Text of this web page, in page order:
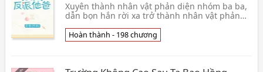
Xuyên thành nhân vật phản diện nhóm ba ba,
dẫn bọn hắn rời xa trở thành nhân vật phản
giới hạn tr👦 Nguyên Hạnh
Hoàn thành - 198 chương